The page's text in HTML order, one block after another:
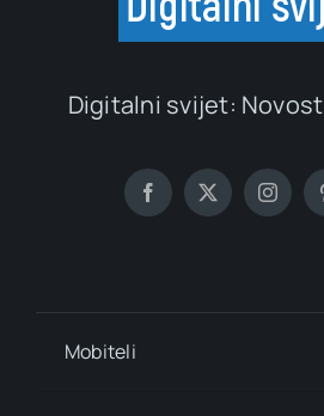
Digitalni svijet:
Mobiteli